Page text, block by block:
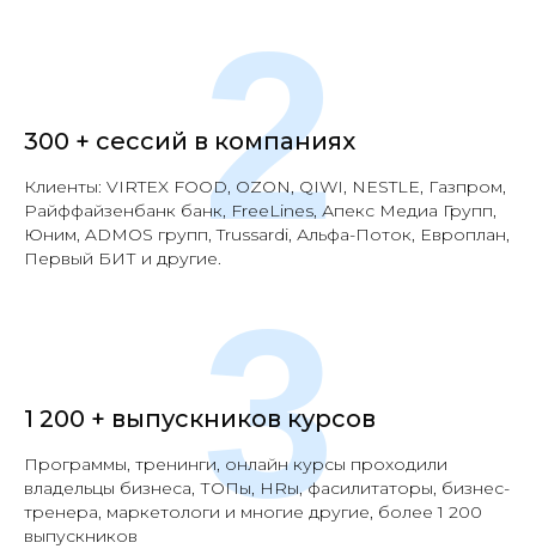
300 + сессий в компаниях
Клиенты: VIRTEX FOOD, OZON, QIWI, NESTLE, Газпром,
Райффайзенбанк банк, FreeLines, Апекс Медиа Групп,
Юним, ADMOS групп, Trussardi, Альфа-Поток, Европлан,
Первый БИТ и другие.2
1 200 + выпускников курсов
Программы, тренинги, онлайн курсы проходили
владельцы бизнеса, ТОПы, HRы, фасилитаторы, бизнес-
тренера, маркетологи и многие другие, более 1 200
выпускников
3